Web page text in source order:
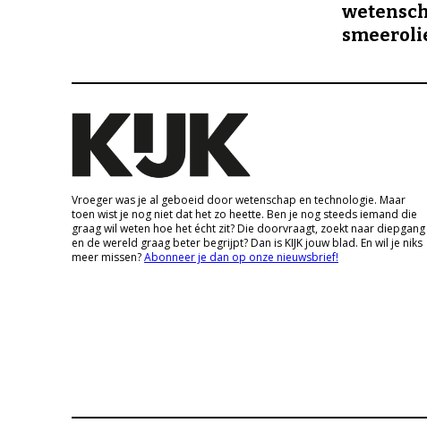
Vroeger was je al geboeid door wetenschap en technologie. Maar
toen wist je nog niet dat het zo heette. Ben je nog steeds iemand die
graag wil weten hoe het écht zit? Die doorvraagt, zoekt naar diepgang
en de wereld graag beter begrijpt? Dan is KIJK jouw blad. En wil je niks
meer missen?Abonneer je dan op onze nieuwsbrief!